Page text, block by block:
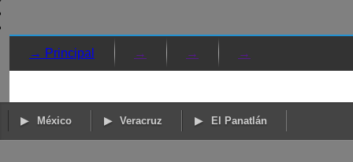
→ Principal → → →
México Veracruz El Panatlán